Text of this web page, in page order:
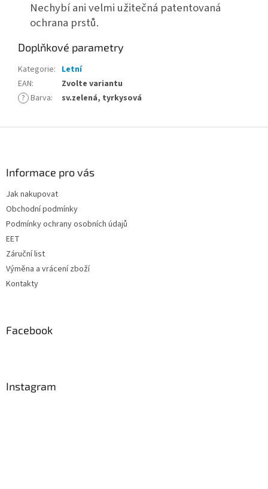
Nechybí ani velmi užitečná patentovaná
ochrana prstů.
Doplňkové parametry
Kategorie: Letní
EAN:
Zvolte variantu
? Barva: sv.zelená, tyrkysová
Informace pro vás
Jak nakupovat
Obchodní podmínky
Podmínky ochrany osobních údajů
EET
Záruční list
Výměna a vrácení zboží
Kontakty
Facebook
Instagram